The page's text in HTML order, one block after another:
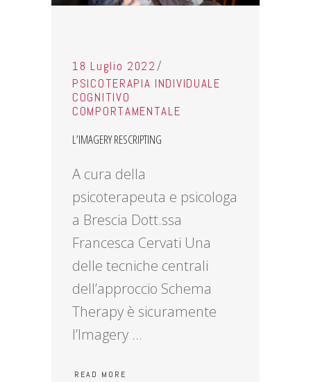
18 Luglio 2022
PSICOTERAPIA INDIVIDUALE
COGNITIVO
COMPORTAMENTALE
L’IMAGERY RESCRIPTING
A cura della
psicoterapeuta e psicologa
a Brescia Dott.ssa
Francesca Cervati Una
delle tecniche centrali
dell’approccio Schema
Therapy è sicuramente
l’Imagery
READ MORE